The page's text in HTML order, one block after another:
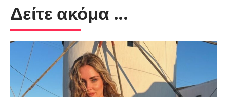
Δείτε ακόμα ...